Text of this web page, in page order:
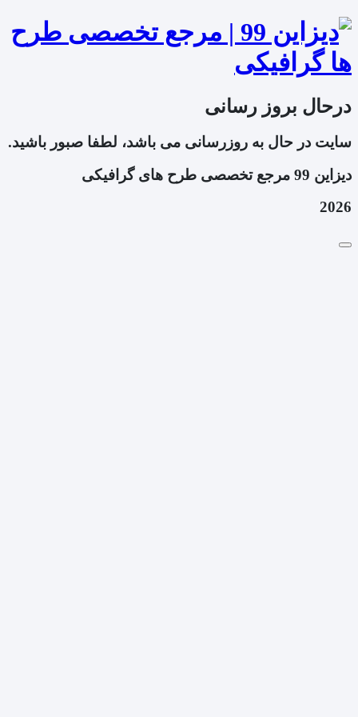
درحال بروز رسانی
سایت در حال به روزرسانی می باشد، لطفا صبور باشید.
دیزاین 99 مرجع تخصصی طرح های گرافیکی
2026